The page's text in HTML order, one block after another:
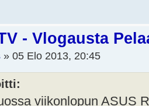
- Vlogausta
» 05 Elo 2013, 20:45
viikonlopun ASUS